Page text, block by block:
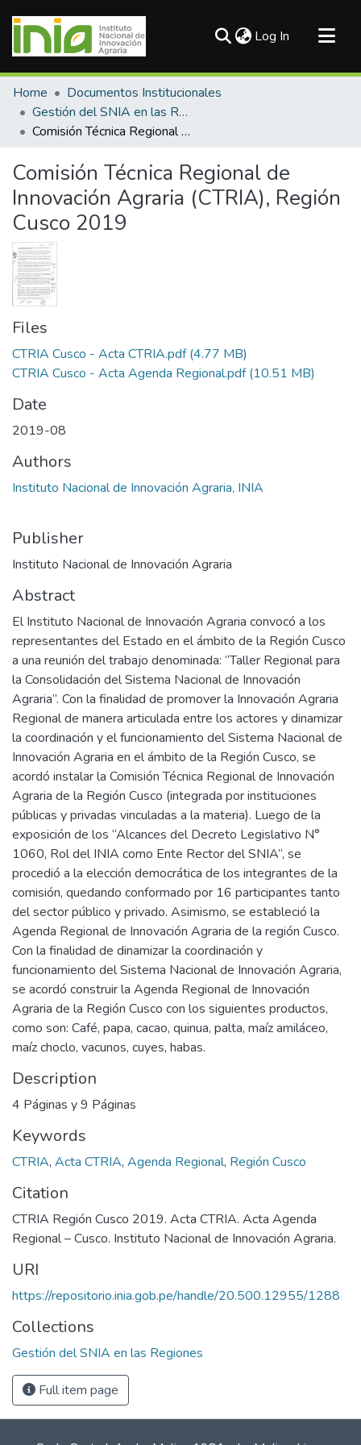
Log In (current)
Communities & Collections
All of DSpace
Statistics
Home
Documentos Institucionales
Gestión del SNIA en las Regiones
Comisión Técnica Regional de Innovación Agraria (CTRIA), Región Cusco 2019
Comisión Técnica Regional de
Innovación Agraria (CTRIA), Región
Cusco 2019
Files
CTRIA Cusco - Acta CTRIA.pdf(4.77 MB)
CTRIA Cusco - Acta Agenda Regional.pdf(10.51 MB)
Date
2019-08
Authors
Instituto Nacional de Innovación Agraria, INIA
Publisher
Instituto Nacional de Innovación Agraria
Abstract
El Instituto Nacional de Innovación Agraria convocó a los
representantes del Estado en el ámbito de la Región Cusco
a una reunión del trabajo denominada: “Taller Regional para
la Consolidación del Sistema Nacional de Innovación
Agraria”. Con la finalidad de promover la Innovación Agraria
Regional de manera articulada entre los actores y dinamizar
la coordinación y el funcionamiento del Sistema Nacional de
Innovación Agraria en el ámbito de la Región Cusco, se
acordó instalar la Comisión Técnica Regional de Innovación
Agraria de la Región Cusco (integrada por instituciones
públicas y privadas vinculadas a la materia). Luego de la
exposición de los “Alcances del Decreto Legislativo N°
1060, Rol del INIA como Ente Rector del SNIA”, se
procedió a la elección democrática de los integrantes de la
comisión, quedando conformado por 16 participantes tanto
del sector público y privado. Asimismo, se estableció la
Agenda Regional de Innovación Agraria de la región Cusco.
Con la finalidad de dinamizar la coordinación y
funcionamiento del Sistema Nacional de Innovación Agraria,
se acordó construir la Agenda Regional de Innovación
Agraria de la Región Cusco con los siguientes productos,
como son: Café, papa, cacao, quinua, palta, maíz amiláceo,
maíz choclo, vacunos, cuyes, habas.
Description
4 Páginas y 9 Páginas
Keywords
CTRIA, Acta CTRIA, Agenda Regional, Región Cusco
Citation
CTRIA Región Cusco 2019. Acta CTRIA. Acta Agenda
Regional – Cusco. Instituto Nacional de Innovación Agraria.
URI
https://repositorio.inia.gob.pe/handle/20.500.12955/1288
Collections
Gestión del SNIA en las Regiones
Full item page